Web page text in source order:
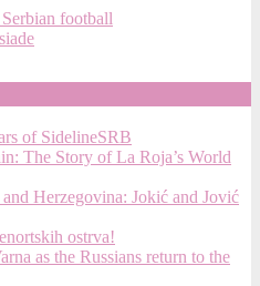
football
of SidelineSRB
The Story of La Roja’s World
Herzegovina: Jokić and Jović
ostrva!
as the Russians return to the